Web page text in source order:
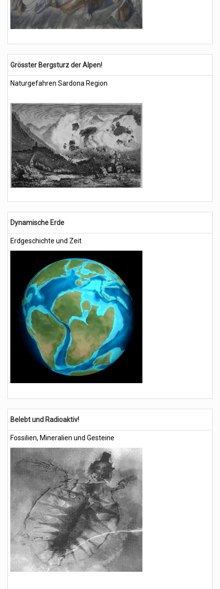
Grösster Bergsturz der Alpen!
Naturgefahren Sardona Region
Dynamische Erde
Erdgeschichte und Zeit
Belebt und Radioaktiv!
Fossilien, Mineralien und Gesteine